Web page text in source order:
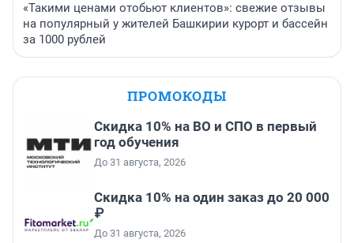
«Такими ценами отобьют клиентов»: свежие отзывы
на популярный у жителей Башкирии курорт и бассейн
за 1000 рублей
ПРОМОКОДЫ
Скидка 10% на ВО и СПО в первый
год обучения
До 31 августа, 2026
Скидка 10% на один заказ до 20 000
₽
До 31 августа, 2026